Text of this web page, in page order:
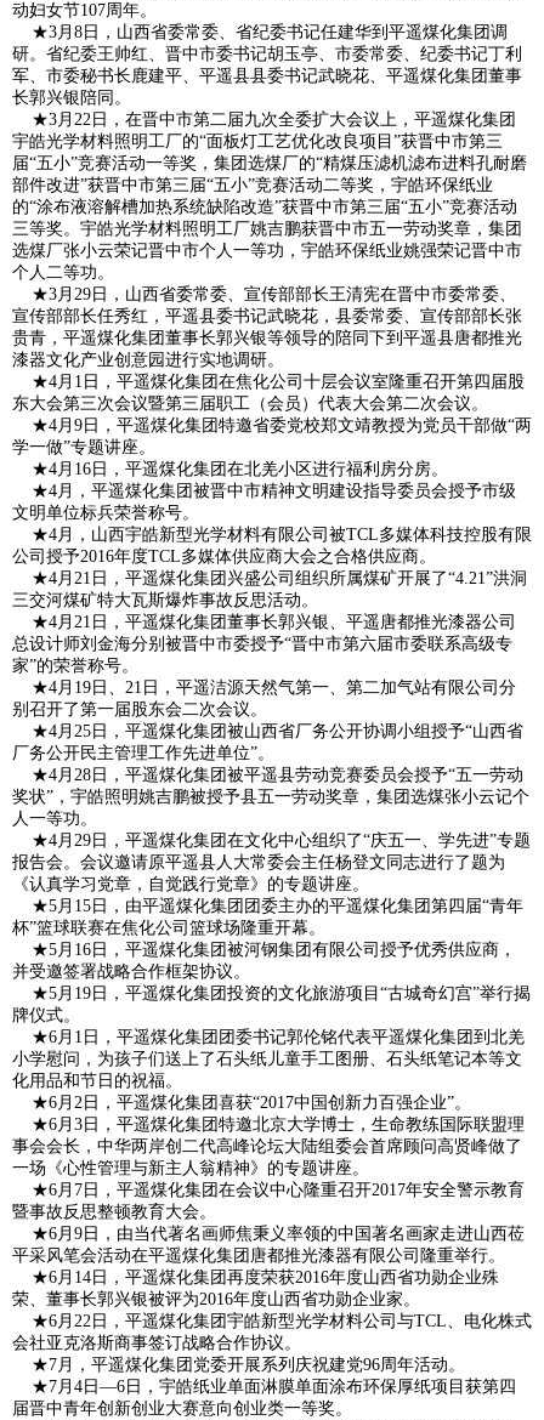
团
动
态
级
精
神
力
资
源
联
系
我
们
动妇女节107周年。
★3月8日，山西省委常委、省纪委书记任建华到平遥煤化集团调
研。省纪委王帅红、晋中市委书记胡玉亭、市委常委、纪委书记丁利
军、市委秘书长鹿建平、平遥县县委书记武晓花、平遥煤化集团董事
长郭兴银陪同。
★3月22日，在晋中市第二届九次全委扩大会议上，平遥煤化集团
宇皓光学材料照明工厂的“面板灯工艺优化改良项目”获晋中市第三
届“五小”竞赛活动一等奖，集团选煤厂的“精煤压滤机滤布进料孔耐磨
部件改进”获晋中市第三届“五小”竞赛活动二等奖，宇皓环保纸业
的“涂布液溶解槽加热系统缺陷改造”获晋中市第三届“五小”竞赛活动
三等奖。宇皓光学材料照明工厂姚吉鹏获晋中市五一劳动奖章，集团
选煤厂张小云荣记晋中市个人一等功，宇皓环保纸业姚强荣记晋中市
个人二等功。
★3月29日，山西省委常委、宣传部部长王清宪在晋中市委常委、
宣传部部长任秀红，平遥县委书记武晓花，县委常委、宣传部部长张
贵青，平遥煤化集团董事长郭兴银等领导的陪同下到平遥县唐都推光
漆器文化产业创意园进行实地调研。
★4月1日，平遥煤化集团在焦化公司十层会议室隆重召开第四届股
东大会第三次会议暨第三届职工（会员）代表大会第二次会议。
★4月9日，平遥煤化集团特邀省委党校郑文靖教授为党员干部做“两
学一做”专题讲座。
★4月16日，平遥煤化集团在北羌小区进行福利房分房。
★4月，平遥煤化集团被晋中市精神文明建设指导委员会授予市级
文明单位标兵荣誉称号。
★4月，山西宇皓新型光学材料有限公司被TCL多媒体科技控股有限
公司授予2016年度TCL多媒体供应商大会之合格供应商。
★4月21日，平遥煤化集团兴盛公司组织所属煤矿开展了“4.21”洪洞
三交河煤矿特大瓦斯爆炸事故反思活动。
★4月21日，平遥煤化集团董事长郭兴银、平遥唐都推光漆器公司
总设计师刘金海分别被晋中市委授予“晋中市第六届市委联系高级专
家”的荣誉称号。
★4月19日、21日，平遥洁源天然气第一、第二加气站有限公司分
别召开了第一届股东会二次会议。
★4月25日，平遥煤化集团被山西省厂务公开协调小组授予“山西省
厂务公开民主管理工作先进单位”。
★4月28日，平遥煤化集团被平遥县劳动竞赛委员会授予“五一劳动
奖状”，宇皓照明姚吉鹏被授予县五一劳动奖章，集团选煤张小云记个
人一等功。
★4月29日，平遥煤化集团在文化中心组织了“庆五一、学先进”专题
报告会。会议邀请原平遥县人大常委会主任杨登文同志进行了题为
《认真学习党章，自觉践行党章》的专题讲座。
★5月15日，由平遥煤化集团团委主办的平遥煤化集团第四届“青年
杯”篮球联赛在焦化公司篮球场隆重开幕。
★5月16日，平遥煤化集团被河钢集团有限公司授予优秀供应商，
并受邀签署战略合作框架协议。
★5月19日，平遥煤化集团投资的文化旅游项目“古城奇幻宫”举行揭
牌仪式。
★6月1日，平遥煤化集团团委书记郭伦铭代表平遥煤化集团到北羌
小学慰问，为孩子们送上了石头纸儿童手工图册、石头纸笔记本等文
化用品和节日的祝福。
★6月2日，平遥煤化集团喜获“2017中国创新力百强企业”。
★6月3日，平遥煤化集团特邀北京大学博士，生命教练国际联盟理
事会会长，中华两岸创二代高峰论坛大陆组委会首席顾问高贤峰做了
一场《心性管理与新主人翁精神》的专题讲座。
★6月7日，平遥煤化集团在会议中心隆重召开2017年安全警示教育
暨事故反思整顿教育大会。
★6月9日，由当代著名画师焦秉义率领的中国著名画家走进山西莅
平采风笔会活动在平遥煤化集团唐都推光漆器有限公司隆重举行。
★6月14日，平遥煤化集团再度荣获2016年度山西省功勋企业殊
荣、董事长郭兴银被评为2016年度山西省功勋企业家。
★6月22日，平遥煤化集团宇皓新型光学材料公司与TCL、电化株式
会社亚克洛斯商事签订战略合作协议。
★7月，平遥煤化集团党委开展系列庆祝建党96周年活动。
★7月4日―6日，宇皓纸业单面淋膜单面涂布环保厚纸项目获第四
届晋中青年创新创业大赛意向创业类一等奖。